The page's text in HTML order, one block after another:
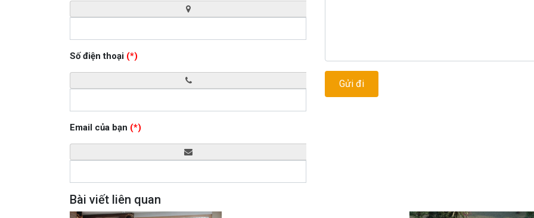
Số điện thoại (*)
Email của bạn (*)
Bài viết liên quan